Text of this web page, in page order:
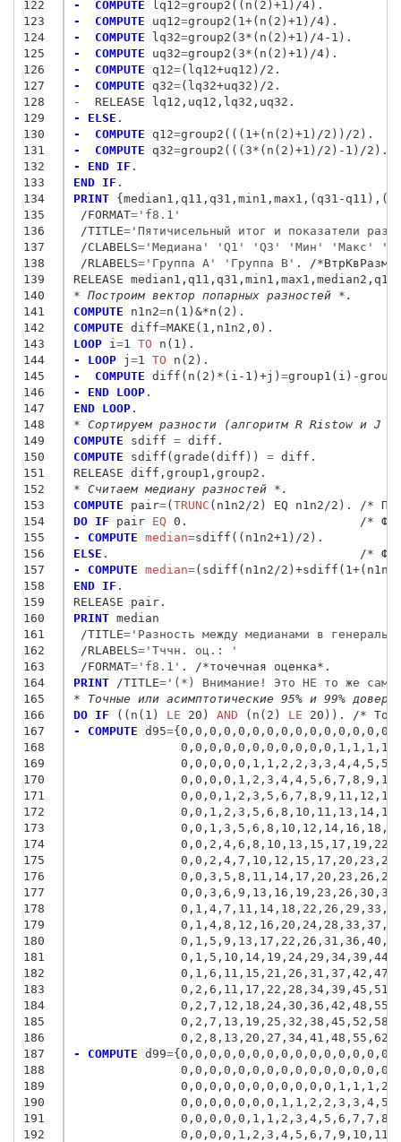
122
123
124
125
126
127
128
129
130
131
132
133
134
135
136
137
138
139
140
141
142
143
144
145
146
147
148
149
150
151
152
153
154
155
156
157
158
159
160
161
162
163
164
165
166
167
168
169
170
171
172
173
174
175
176
177
178
179
180
181
182
183
184
185
186
187
188
189
190
191
192
-  COMPUTE lq12=
-  COMPUTE uq12=
-  COMPUTE lq32=
-  COMPUTE uq32=
-  COMPUTE q12=
-  COMPUTE q32=
-  RELEASE lq12,uq12,lq32,uq32.
- ELSE
-  COMPUTE q12=
-  COMPUTE q32=
- END IF
END IF
PRINT {median1,q11,q31,min1,max1,(q31-
/FORMAT='f8.1'
/TITLE='Пятичисельный итог и показатели
/CLABELS='Медиана' 'Q1' 'Q3' 'Мин' 'Макс'
/RLABELS='Группа A' 'Группа B' . /*ВтрКвРазм -
* Построим вектор попарных разностей *.
COMPUTE n1n2=n(1) &
COMPUTE diff=
LOOP i =1 TO
- LOOP j =1 TO
-  COMPUTE diff(n(2)*(i-1)+j) =
- END LOOP
END LOOP
* Сортируем разности (алгоритм R Ristow и J
COMPUTE sdiff =
COMPUTE sdiff(grade(diff)) = diff.
* Считаем медиану разностей *.
COMPUTE pair=(TRUNC
DO IF pair EQ
- COMPUTE median=
ELSE
- COMPUTE median=
END IF .
PRINT
/TITLE='Разность между медианами в
/RLABELS='Тччн. оц.: '
/FORMAT='f8.1'
PRINT /TITLE='(*) Внимание! Это НЕ то же
* Точные или асимптотические 95% и 99%
DO IF ((n(1) LE 20) AND (n(2) LE
- COMPUTE d95={
- COMPUTE d99={